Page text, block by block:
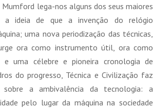
lega-nos alguns dos seus maiores
a ideia de que a invenção do relógio
uma nova periodização das técnicas,
ora como instrumento útil, ora como
e uma célebre e pioneira cronologia de
do progresso, Técnica e Civilização faz
a ambivalência da tecnologia: a
pelo lugar da máquina na sociedade